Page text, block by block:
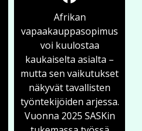
Afrikan
vapaakauppasopimus
voi kuulostaa
kaukaiselta asialta –
mutta sen vaikutukset
näkyvät tavallisten
työntekijöiden arjessa.
Vuonna 2025 SASKin